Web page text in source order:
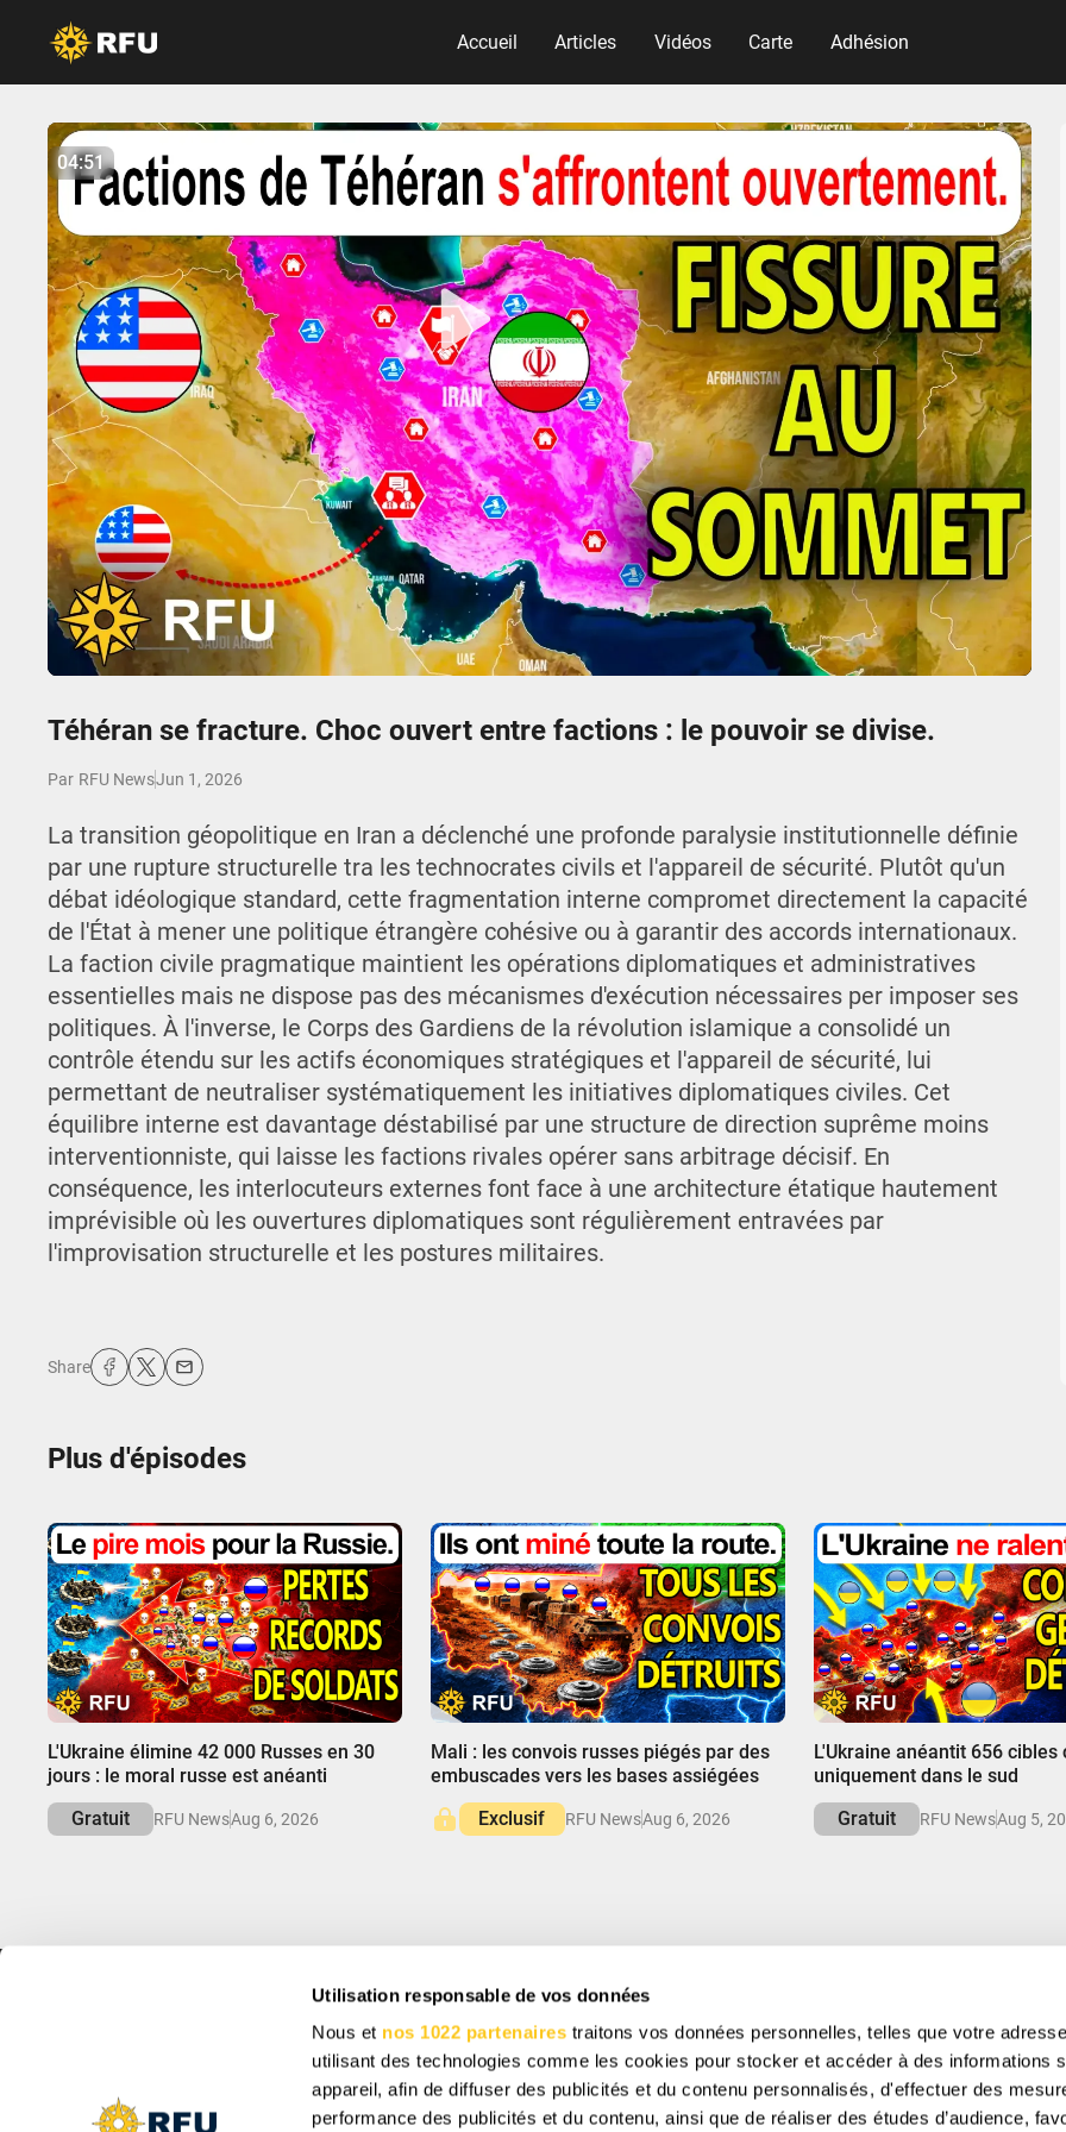
Utilisation responsable de vos données
Nous et nos 1022 partenaires traitons vos données personnelles, telles que votre
utilisant des technologies comme les cookies pour stocker et accéder à des informations
appareil, afin de diffuser des publicités et du contenu personnalisés, d'effectuer des
performance des publicités et du contenu, ainsi que de réaliser des études d’audience,
Accueil Articles Vidéos Carte Adhésion
Play
04:51
Mute Settings
Enter
No items found.
04:51
Téhéran se fracture. Choc ouvert entre factions : le pouvoir se divise.
Par RFU NewsJun 1, 2026
La transition géopolitique en Iran a déclenché une profonde paralysie institutionnelle définie
par une rupture structurelle tra les technocrates civils et l'appareil de sécurité. Plutôt qu'un
débat idéologique standard, cette fragmentation interne compromet directement la capacité
de l'État à mener une politique étrangère cohésive ou à garantir des accords internationaux.
La faction civile pragmatique maintient les opérations diplomatiques et administratives
essentielles mais ne dispose pas des mécanismes d'exécution nécessaires per imposer ses
politiques. À l'inverse, le Corps des Gardiens de la révolution islamique a consolidé un
contrôle étendu sur les actifs économiques stratégiques et l'appareil de sécurité, lui
permettant de neutraliser systématiquement les initiatives diplomatiques civiles. Cet
équilibre interne est davantage déstabilisé par une structure de direction suprême moins
interventionniste, qui laisse les factions rivales opérer sans arbitrage décisif. En
conséquence, les interlocuteurs externes font face à une architecture étatique hautement
imprévisible où les ouvertures diplomatiques sont régulièrement entravées par
l'improvisation structurelle et les postures militaires.
Share
Plus d'épisodes
L'Ukraine élimine 42 000 Russes en 30
jours : le moral russe est anéanti
Gratuit
RFU NewsAug 6, 2026
Mali : les convois russes piégés par des
embuscades vers les bases assiégées
Exclusif
RFU NewsAug 6, 2026
L'Ukraine anéantit 656
uniquement dans le sud
Gratuit
RFU NewsAug 5,
Vacancy: Reporter
Abonnez-vous pour recevoir des offres spéciales, des cadeaux gratuits et
des offres uniques.